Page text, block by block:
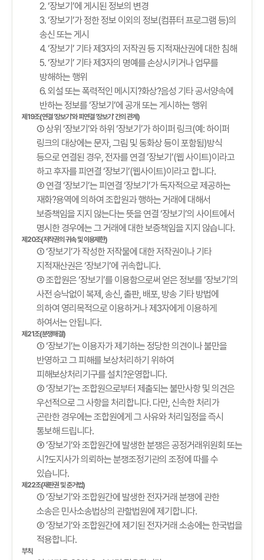
2. ‘장보기’에 게시된 정보의 변경
3. ‘장보기’가 정한 정보 이외의 정보(컴퓨터 프로그램 등)의
송신 또는 게시
4. ‘장보기’ 기타 제3자의 저작권 등 지적재산권에 대한 침해
5. ‘장보기’ 기타 제3자의 명예를 손상시키거나 업무를
방해하는 행위
6. 외설 또는 폭력적인 메시지?화상?음성 기타 공서양속에
반하는 정보를 ‘장보기’에 공개 또는 게시하는 행위
제19조(연결 ‘장보기’와 피연결 ‘장보기’ 간의 관계)
① 상위 ‘장보기’와 하위 ‘장보기’가 하이퍼 링크(예: 하이퍼
링크의 대상에는 문자, 그림 및 동화상 등이 포함됨)방식
등으로 연결된 경우, 전자를 연결 ‘장보기’(웹 사이트)이라고
하고 후자를 피연결 ‘장보기’(웹사이트)이라고 합니다.
② 연결 ‘장보기’는 피연결 ‘장보기’가 독자적으로 제공하는
재화?용역에 의하여 조합원과 행하는 거래에 대해서
보증책임을 지지 않는다는 뜻을 연결 ‘장보기’의 사이트에서
명시한 경우에는 그 거래에 대한 보증책임을 지지 않습니다.
제20조(저작권의 귀속 및 이용제한)
① ‘장보기’가 작성한 저작물에 대한 저작권이나 기타
지적재산권은 ‘장보기’에 귀속합니다.
② 조합원은 ‘장보기’를 이용함으로써 얻은 정보를 ‘장보기’의
사전 승낙없이 복제, 송신, 출판, 배포, 방송 기타 방법에
의하여 영리목적으로 이용하거나 제3자에게 이용하게
하여서는 안됩니다.
제21조(분쟁해결)
① ‘장보기’는 이용자가 제기하는 정당한 의견이나 불만을
반영하고 그 피해를 보상처리하기 위하여
피해보상처리기구를 설치?운영합니다.
② ‘장보기’는 조합원으로부터 제출되는 불만사항 및 의견은
우선적으로 그 사항을 처리합니다. 다만, 신속한 처리가
곤란한 경우에는 조합원에게 그 사유와 처리일정을 즉시
통보해 드립니다.
③ ‘장보기’와 조합원간에 발생한 분쟁은 공정거래위원회 또는
시?도지사가 의뢰하는 분쟁조정기관의 조정에 따를 수
있습니다.
제22조(재판권 및 준거법)
① ‘장보기’와 조합원간에 발생한 전자거래 분쟁에 관한
소송은 민사소송법상의 관할법원에 제기합니다.
② ‘장보기’와 조합원간에 제기된 전자거래 소송에는 한국법을
적용합니다.
부칙